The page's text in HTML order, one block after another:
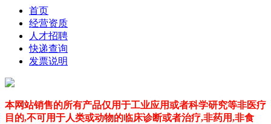
首页
经营资质
人才招聘
快递查询
发票说明
本网站销售的所有产品仅用于工业应用或者科学研究等非医疗
目的,不可用于人类或动物的临床诊断或者治疗,非药用,非食